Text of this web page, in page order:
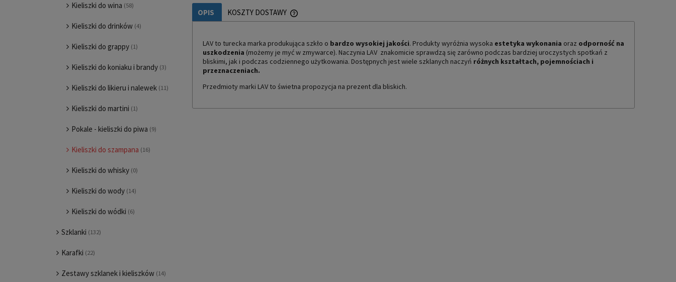
Kieliszki do wina (58)
Kieliszki do drinków (4)
Kieliszki do grappy (1)
Kieliszki do koniaku i brandy (3)
Kieliszki do likieru i nalewek (11)
Kieliszki do martini (1)
Pokale - kieliszki do piwa (9)
Kieliszki do szampana (16)
Kieliszki do whisky (0)
Kieliszki do wody (14)
Kieliszki do wódki (6)
Szklanki (132)
Karafki (22)
Zestawy szklanek i kieliszków (14)
OPIS KOSZTY DOSTAWY
CENA NIE ZAWIERA EWENTUALNYCH KOSZTÓW
PŁATNOŚCI
LAV to turecka marka produkująca szkło o bardzo wysokiej jakości. Produkty wyróżnia wysoka estetyka wykonania oraz odporność na
uszkodzenia (możemy je myć w zmywarce). Naczynia LAV znakomicie sprawdzą się zarówno podczas bardziej uroczystych spotkań z
bliskimi, jak i podczas codziennego użytkowania. Dostępnych jest wiele szklanych naczyń różnych kształtach, pojemnościach i
przeznaczeniach.
Przedmioty marki LAV to świetna propozycja na prezent dla bliskich.